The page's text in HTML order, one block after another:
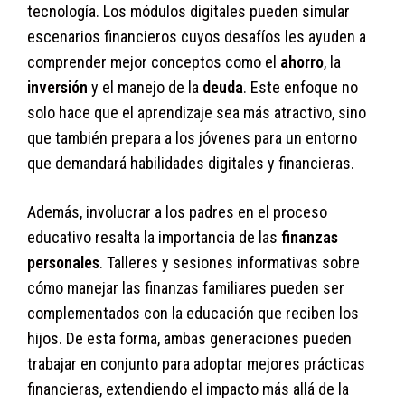
tecnología. Los módulos digitales pueden simular
escenarios financieros cuyos desafíos les ayuden a
comprender mejor conceptos como el ahorro, la
inversión y el manejo de la deuda. Este enfoque no
solo hace que el aprendizaje sea más atractivo, sino
que también prepara a los jóvenes para un entorno
que demandará habilidades digitales y financieras.
Además, involucrar a los padres en el proceso
educativo resalta la importancia de las finanzas
personales. Talleres y sesiones informativas sobre
cómo manejar las finanzas familiares pueden ser
complementados con la educación que reciben los
hijos. De esta forma, ambas generaciones pueden
trabajar en conjunto para adoptar mejores prácticas
financieras, extendiendo el impacto más allá de la